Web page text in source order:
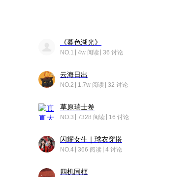
《暮色湖光》
NO.1 4w 阅读 36 讨论
云海日出
NO.2 1.7w 阅读 32 讨论
草原瑞士卷
NO.3 7328 阅读 16 讨论
闪耀女生｜球衣穿搭
NO.4 366 阅读 4 讨论
四机同框